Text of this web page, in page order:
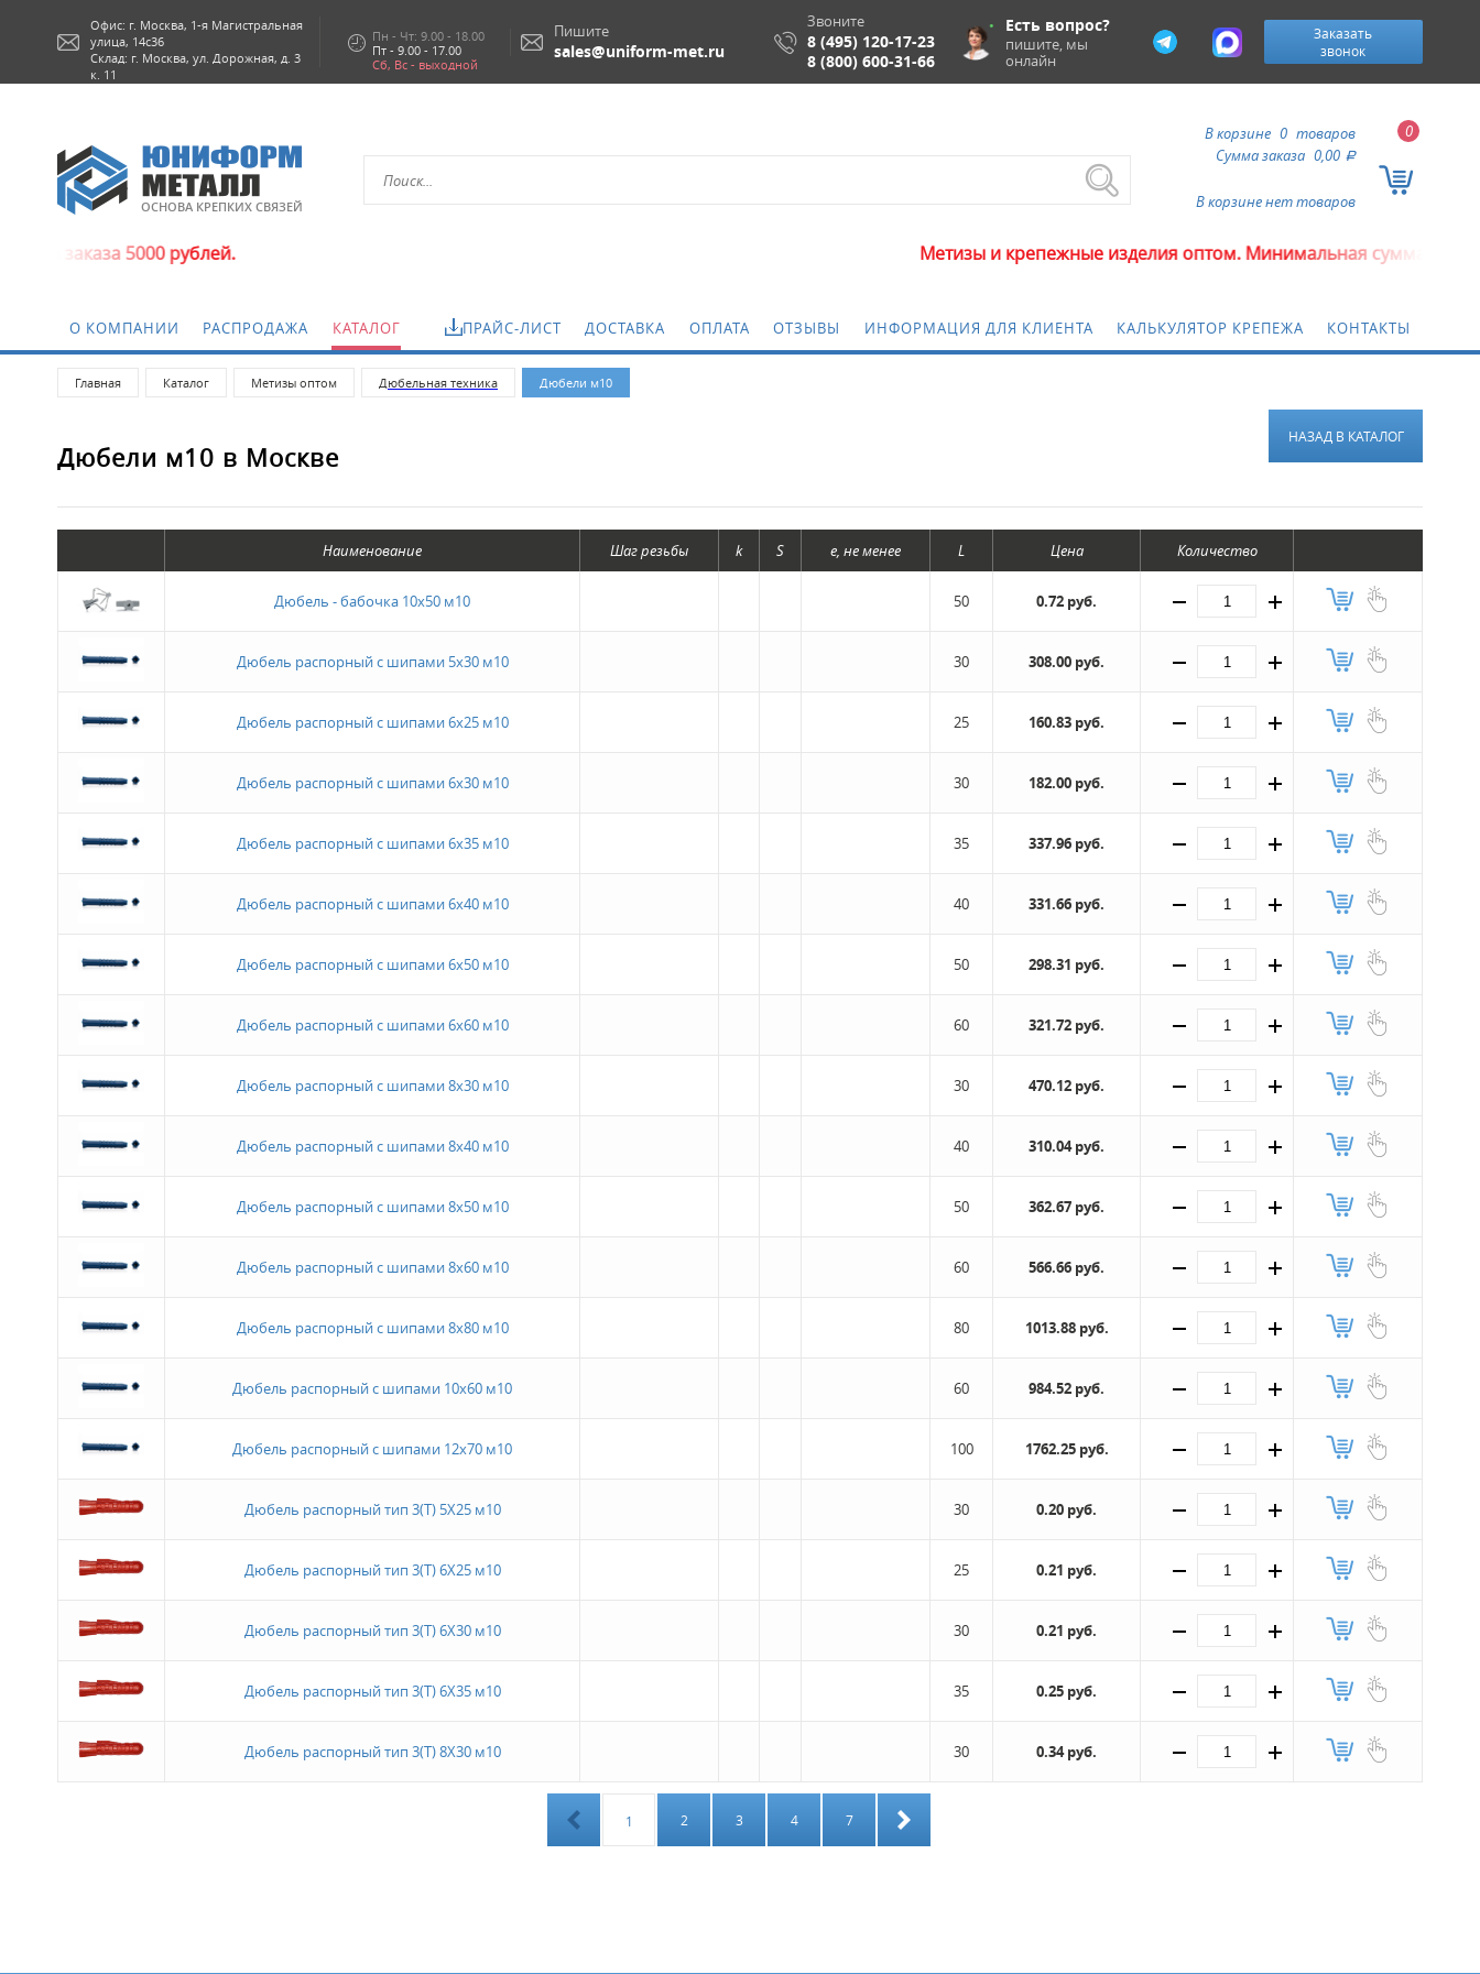
Есть вопрос?
пишите, мы
онлайн
Офис: г. Москва, 1-я Магистральная
улица, 14с36
Склад: г. Москва, ул. Дорожная, д. 3
к. 11
Пн - Чт: 9.00 - 18.00
Пт - 9.00 - 17.00
Сб, Вс - выходной
Пишите
sales@uniform-met.ru
Звоните
8 (495) 120-17-23
8 (800) 600-31-66
Заказать
звонок
ОСНОВА КРЕПКИХ СВЯЗЕЙ
0
В корзине 0 товаров
Сумма заказа 0,00 a
В корзине нет товаров
5000 рублей. Метизы и крепежные изделия оптом. Минимальная сумма заказа 5000
О КОМПАНИИ РАСПРОДАЖА КАТАЛОГ ПРАЙС-ЛИСТ ДОСТАВКА ОПЛАТА ОТЗЫВЫ ИНФОРМАЦИЯ ДЛЯ КЛИЕНТА КАЛЬКУЛЯТОР КРЕПЕЖА КОНТАКТЫ
Главная Каталог Метизы оптом Дюбельная техника Дюбели м10
Дюбели м10 в Москве
НАЗАД В КАТАЛОГ
Наименование Шаг резьбы k S е, не менее L Цена Количество
Дюбель - бабочка 10х50 м10 50 0.72 руб.
Дюбель распорный с шипами 5х30 м10 30 308.00 руб.
Дюбель распорный с шипами 6х25 м10 25 160.83 руб.
Дюбель распорный с шипами 6х30 м10 30 182.00 руб.
Дюбель распорный с шипами 6х35 м10 35 337.96 руб.
Дюбель распорный с шипами 6х40 м10 40 331.66 руб.
Дюбель распорный с шипами 6х50 м10 50 298.31 руб.
Дюбель распорный с шипами 6х60 м10 60 321.72 руб.
Дюбель распорный с шипами 8х30 м10 30 470.12 руб.
Дюбель распорный с шипами 8х40 м10 40 310.04 руб.
Дюбель распорный с шипами 8х50 м10 50 362.67 руб.
Дюбель распорный с шипами 8х60 м10 60 566.66 руб.
Дюбель распорный с шипами 8х80 м10 80 1013.88 руб.
Дюбель распорный с шипами 10х60 м10 60 984.52 руб.
Дюбель распорный с шипами 12х70 м10 100 1762.25 руб.
Дюбель распорный тип 3(Т) 5Х25 м10 30 0.20 руб.
Дюбель распорный тип 3(Т) 6Х25 м10 25 0.21 руб.
Дюбель распорный тип 3(Т) 6Х30 м10 30 0.21 руб.
Дюбель распорный тип 3(Т) 6Х35 м10 35 0.25 руб.
Дюбель распорный тип 3(Т) 8Х30 м10 30 0.34 руб.
1 2 3 4 7